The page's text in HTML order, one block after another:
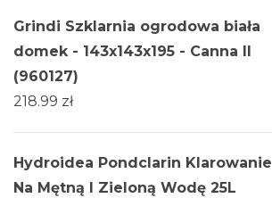
Grindi Szklarnia ogrodowa biała
domek - 143x143x195 - Canna II
(960127)
218.99 zł
Hydroidea Pondclarin Klarowanie
Na Mętną I Zieloną Wodę 25L